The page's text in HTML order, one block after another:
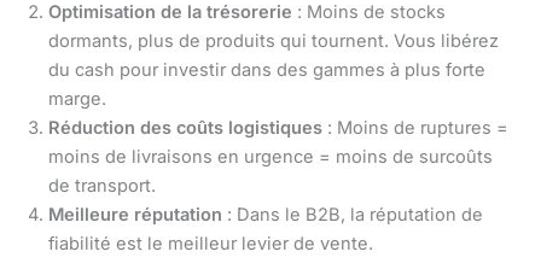
Optimisation de la trésorerie : Moins de stocks
dormants, plus de produits qui tournent. Vous libérez
du cash pour investir dans des gammes à plus forte
marge.
Réduction des coûts logistiques : Moins de ruptures =
moins de livraisons en urgence = moins de surcoûts
de transport.
Meilleure réputation : Dans le B2B, la réputation de
fiabilité est le meilleur levier de vente.